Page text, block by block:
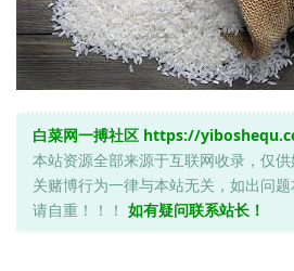
白菜网一搏社区 https://
本站资源全部来源于互联网收录，仅
关赌博行为一律与本站无关，如出问题
请自重！！！ 如有疑问联系站长！